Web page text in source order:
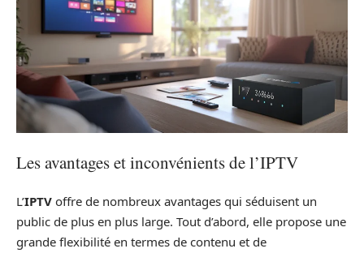
Les avantages et inconvénients de l’IPTV
L’IPTV offre de nombreux avantages qui séduisent un
public de plus en plus large. Tout d’abord, elle propose une
grande flexibilité en termes de contenu et de